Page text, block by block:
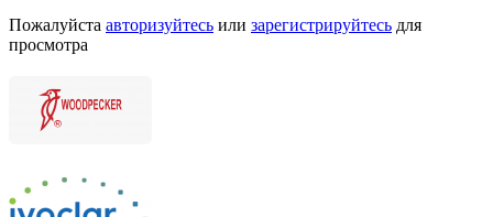
Пожалуйста авторизуйтесь или зарегистрируйтесь для
просмотра